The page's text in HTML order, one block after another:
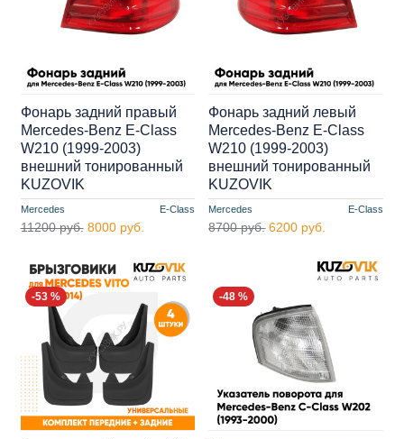
Mercedes E-Class
Фонарь задний правый
Mercedes-Benz E-Class
W210 (1999-2003)
внешний тонированный
KUZOVIK
11200 руб. 8000 руб.
Mercedes E-Class
Фонарь задний левый
Mercedes-Benz E-Class
W210 (1999-2003)
внешний тонированный
KUZOVIK
8700 руб. 6200 руб.
-53 % -48 %